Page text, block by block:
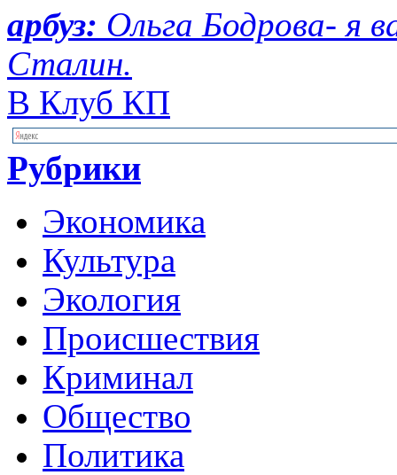
арбуз: Ольга Бодрова- я
Сталин.
В Клуб КП
Рубрики
Экономика
Культура
Экология
Происшествия
Криминал
Общество
Политика